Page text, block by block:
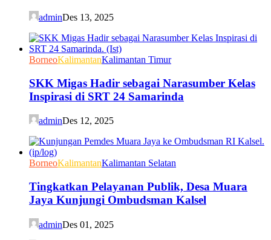
adminDes 13, 2025
BorneoKalimantanKalimantan Timur
SKK Migas Hadir sebagai Narasumber Kelas
Inspirasi di SRT 24 Samarinda
adminDes 12, 2025
BorneoKalimantanKalimantan Selatan
Tingkatkan Pelayanan Publik, Desa Muara
Jaya Kunjungi Ombudsman Kalsel
adminDes 01, 2025